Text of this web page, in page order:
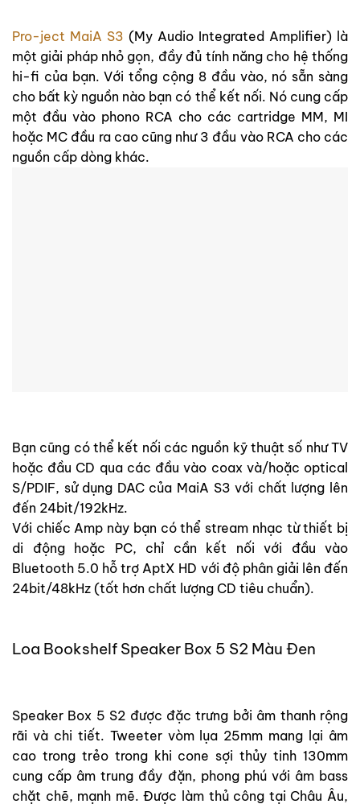
Pro-ject MaiA S3 (My Audio Integrated Amplifier) là
một giải pháp nhỏ gọn, đầy đủ tính năng cho hệ thống
hi-fi của bạn. Với tổng cộng 8 đầu vào, nó sẵn sàng
cho bất kỳ nguồn nào bạn có thể kết nối. Nó cung cấp
một đầu vào phono RCA cho các cartridge MM, MI
hoặc MC đầu ra cao cũng như 3 đầu vào RCA cho các
nguồn cấp dòng khác.
Bạn cũng có thể kết nối các nguồn kỹ thuật số như TV
hoặc đầu CD qua các đầu vào coax và/hoặc optical
S/PDIF, sử dụng DAC của MaiA S3 với chất lượng lên
đến 24bit/192kHz.
Với chiếc Amp này bạn có thể stream nhạc từ thiết bị
di động hoặc PC, chỉ cần kết nối với đầu vào
Bluetooth 5.0 hỗ trợ AptX HD với độ phân giải lên đến
24bit/48kHz (tốt hơn chất lượng CD tiêu chuẩn).
Loa Bookshelf Speaker Box 5 S2 Màu Đen
Speaker Box 5 S2 được đặc trưng bởi âm thanh rộng
rãi và chi tiết. Tweeter vòm lụa 25mm mang lại âm
cao trong trẻo trong khi cone sợi thủy tinh 130mm
cung cấp âm trung đầy đặn, phong phú với âm bass
chặt chẽ, mạnh mẽ. Được làm thủ công tại Châu Âu,